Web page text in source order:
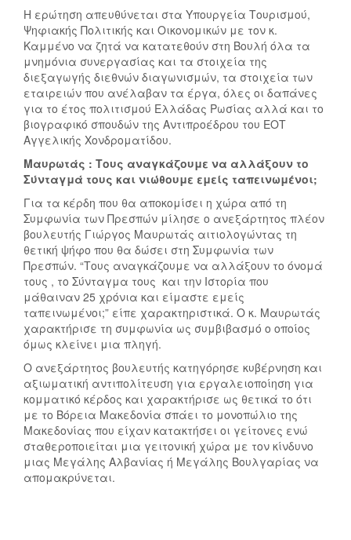
Η ερώτηση απευθύνεται στα Υπουργεία Τουρισμού,
Ψηφιακής Πολιτικής και Οικονομικών με τον κ.
Καμμένο να ζητά να κατατεθούν στη Βουλή όλα τα
μνημόνια συνεργασίας και τα στοιχεία της
διεξαγωγής διεθνών διαγωνισμών, τα στοιχεία των
εταιρειών που ανέλαβαν τα έργα, όλες οι δαπάνες
για το έτος πολιτισμού Ελλάδας Ρωσίας αλλά και το
βιογραφικό σπουδών της Αντιπροέδρου του ΕΟΤ
Αγγελικής Χονδροματίδου.
Μαυρωτάς : Τους αναγκάζουμε να αλλάξουν το
Σύνταγμά τους και νιώθουμε εμείς ταπεινωμένοι;
Για τα κέρδη που θα αποκομίσει η χώρα από τη
Συμφωνία των Πρεσπών μίλησε ο ανεξάρτητος πλέον
βουλευτής Γιώργος Μαυρωτάς αιτιολογώντας τη
θετική ψήφο που θα δώσει στη Συμφωνία των
Πρεσπών. “Τους αναγκάζουμε να αλλάξουν το όνομά
τους , το Σύνταγμα τους και την Ιστορία που
μάθαιναν 25 χρόνια και είμαστε εμείς
ταπεινωμένοι;” είπε χαρακτηριστικά. Ο κ. Μαυρωτάς
χαρακτήρισε τη συμφωνία ως συμβιβασμό ο οποίος
όμως κλείνει μια πληγή.
Ο ανεξάρτητος βουλευτής κατηγόρησε κυβέρνηση και
αξιωματική αντιπολίτευση για εργαλειοποίηση για
κομματικό κέρδος και χαρακτήρισε ως θετικά το ότι
με το Βόρεια Μακεδονία σπάει το μονοπώλιο της
Μακεδονίας που είχαν κατακτήσει οι γείτονες ενώ
σταθεροποιείται μια γειτονική χώρα με τον κίνδυνο
μιας Μεγάλης Αλβανίας ή Μεγάλης Βουλγαρίας να
απομακρύνεται.